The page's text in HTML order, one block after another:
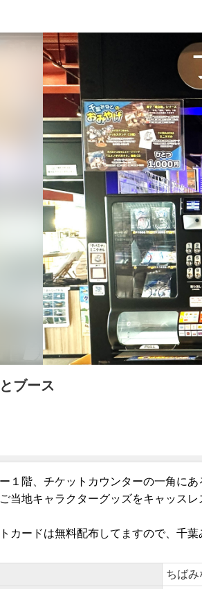
ブース
１階、チケットカウンターの一角に
当地キャラクターグッズをキャッス
カードは無料配布してますので、千
ちばみ